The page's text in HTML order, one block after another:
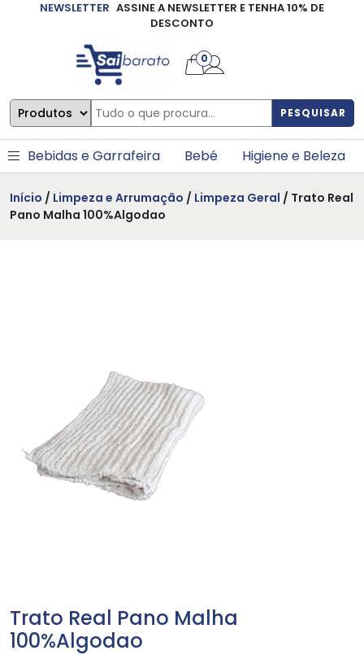
NEWSLETTER ASSINE A NEWSLETTER E TENHA 10% DE
DESCONTO
PESQUISAR
0
Bebidas e Garrafeira Bebé Higiene e Beleza
Início / Limpeza e Arrumação / Limpeza Geral / Trato Real
Pano Malha 100%Algodao
Trato Real Pano Malha
100%Algodao